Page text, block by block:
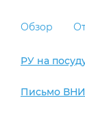
Обзор
РУ на
Письмо